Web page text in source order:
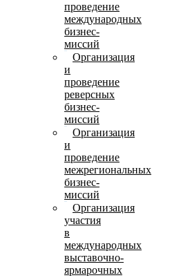
проведение
международных
бизнес-
миссий
Организация
и
проведение
реверсных
бизнес-
миссий
Организация
и
проведение
межрегиональных
бизнес-
миссий
Организация
участия
в
международных
выставочно-
ярмарочных